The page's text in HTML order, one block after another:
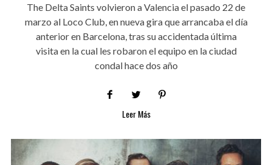
The Delta Saints volvieron a Valencia el pasado 22 de
marzo al Loco Club, en nueva gira que arrancaba el día
anterior en Barcelona, tras su accidentada última
visita en la cual les robaron el equipo en la ciudad
condal hace dos año
Leer Más